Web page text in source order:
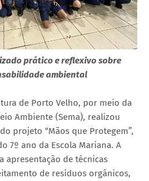
prático e reflexivo sobre
ambiental
de Porto Velho, por meio da
Ambiente (Sema), realizou
projeto “Mãos que Protegem”,
7º ano da Escola Mariana. A
apresentação de técnicas
de resíduos orgânicos,